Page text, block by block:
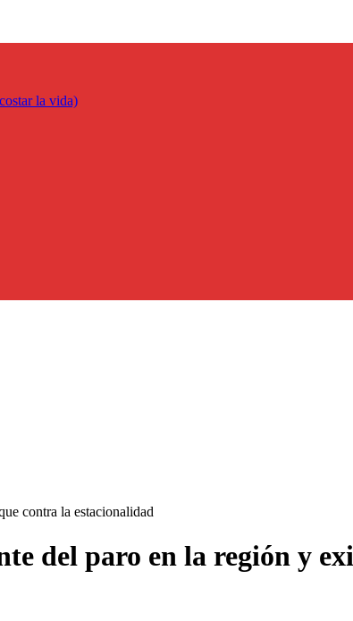
la vida)
contra la estacionalidad
del paro en la región y